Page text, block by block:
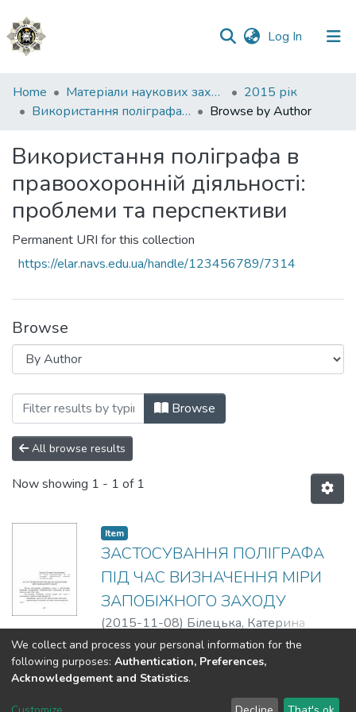
Log In (current)
Communities
&
All of DSpace
Home Матеріали наукових заходів
2015 рік
Використання поліграфа в правоохоронній діяльності: проблеми та перспективи
Browse by Author
Використання поліграфа в
правоохоронній діяльності:
проблеми та перспективи
Permanent URI for this collection
https://elar.navs.edu.ua/handle/123456789/7314
Browse
Browsing Використання поліграфа в
Browse
All browse results
Now showing 1 - 1 of 1
Item
ЗАСТОСУВАННЯ ПОЛІГРАФА
ПІД ЧАС ВИЗНАЧЕННЯ МІРИ
ЗАПОБІЖНОГО ЗАХОДУ
(2015-11-08) Білецька, Катерина
Констянтинівна
Show more
DSpace software copyright © 2002-2026 LYRASIS
We collect and process your personal information for the
following purposes: Authentication, Preferences,
Acknowledgement and Statistics.